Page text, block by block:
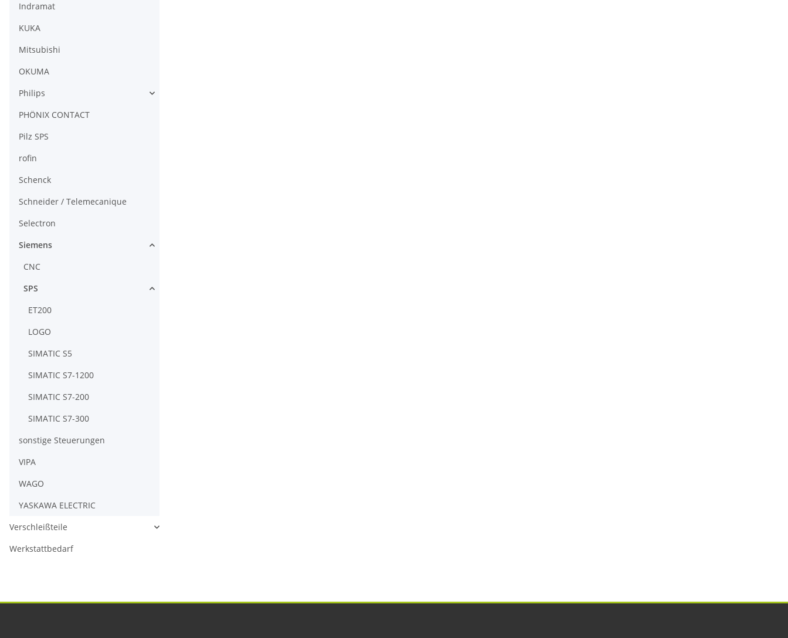
Indramat
KUKA
Mitsubishi
OKUMA
Philips
PHÖNIX CONTACT
Pilz SPS
rofin
Schenck
Schneider / Telemecanique
Selectron
Siemens
CNC
SPS
ET200
LOGO
SIMATIC S5
SIMATIC S7-1200
SIMATIC S7-200
SIMATIC S7-300
sonstige Steuerungen
VIPA
WAGO
YASKAWA ELECTRIC
Verschleißteile
Werkstattbedarf